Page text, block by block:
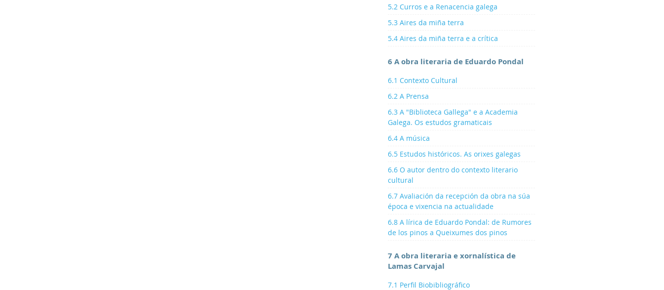
5.2 Curros e a Renacencia galega
5.3 Aires da miña terra
5.4 Aires da miña terra e a crítica
6 A obra literaria de Eduardo Pondal
6.1 Contexto Cultural
6.2 A Prensa
6.3 A "Biblioteca Gallega" e a Academia
Galega. Os estudos gramaticais
6.4 A música
6.5 Estudos históricos. As orixes galegas
6.6 O autor dentro do contexto literario
cultural
6.7 Avaliación da recepción da obra na súa
época e vixencia na actualidade
6.8 A lírica de Eduardo Pondal: de Rumores
de los pinos a Queixumes dos pinos
7 A obra literaria e xornalística de
Lamas Carvajal
7.1 Perfil Biobibliográfico